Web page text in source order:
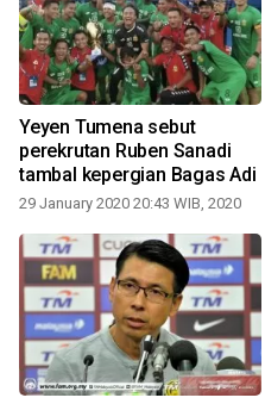
Yeyen Tumena sebut
perekrutan Ruben Sanadi
tambal kepergian Bagas Adi
29 January 2020 20:43 WIB, 2020